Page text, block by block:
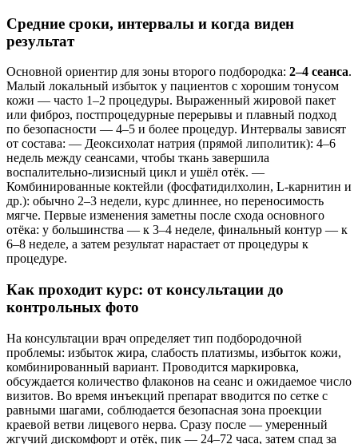
Средние сроки, интервалы и когда виден
результат
Основной ориентир для зоны второго подбородка: 2–4 сеанса.
Малый локальный избыток у пациентов с хорошим тонусом
кожи — часто 1–2 процедуры. Выраженный жировой пакет
или фиброз, постпроцедурные перерывы и плавный подход
по безопасности — 4–5 и более процедур. Интервалы зависят
от состава: — Деоксихолат натрия (прямой липолитик): 4–6
недель между сеансами, чтобы ткань завершила
воспалительно-лизисный цикл и ушёл отёк. —
Комбинированные коктейли (фосфатидилхолин, L‑карнитин и
др.): обычно 2–3 недели, курс длиннее, но переносимость
мягче. Первые изменения заметны после схода основного
отёка: у большинства — к 3–4 неделе, финальный контур — к
6–8 неделе, а затем результат нарастает от процедуры к
процедуре.
Как проходит курс: от консультации до
контрольных фото
На консультации врач определяет тип подбородочной
проблемы: избыток жира, слабость платизмы, избыток кожи,
комбинированный вариант. Проводится маркировка,
обсуждается количество флаконов на сеанс и ожидаемое число
визитов. Во время инъекций препарат вводится по сетке с
равными шагами, соблюдается безопасная зона проекции
краевой ветви лицевого нерва. Сразу после — умеренный
жгучий дискомфорт и отёк, пик — 24–72 часа, затем спад за